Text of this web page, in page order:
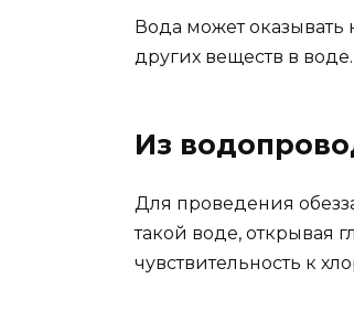
Вода может оказывать
других веществ в воде.
Из
Для проведения
такой воде, открывая
чувствительность к